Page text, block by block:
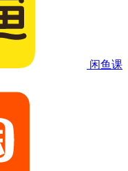
闲鱼课